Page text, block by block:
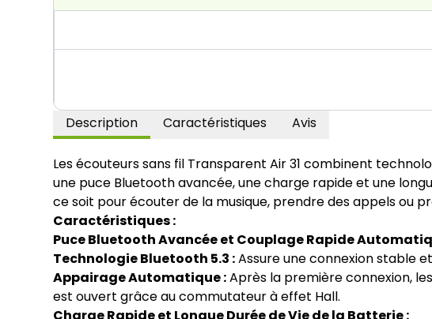
Description Caractéristiques Avis
Les écouteurs sans fil Transparent Air 31 combinent
une puce Bluetooth avancée, une charge rapide et une
ce soit pour écouter de la musique, prendre des appels ou
Caractéristiques :
Puce Bluetooth Avancée et Couplage Rapide
Technologie Bluetooth 5.3 :Assure une connexion stable
Appairage Automatique :Après la première connexion,
est ouvert grâce au commutateur à effet Hall.